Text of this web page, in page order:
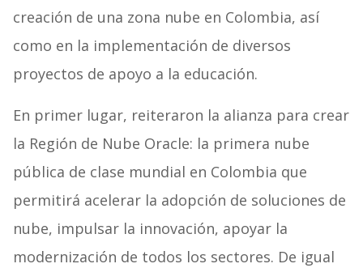
creación de una zona nube en Colombia, así
como en la implementación de diversos
proyectos de apoyo a la educación.
En primer lugar, reiteraron la alianza para crear
la Región de Nube Oracle: la primera nube
pública de clase mundial en Colombia que
permitirá acelerar la adopción de soluciones de
nube, impulsar la innovación, apoyar la
modernización de todos los sectores. De igual